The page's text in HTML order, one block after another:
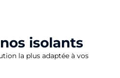
isolants
la plus adaptée à vos